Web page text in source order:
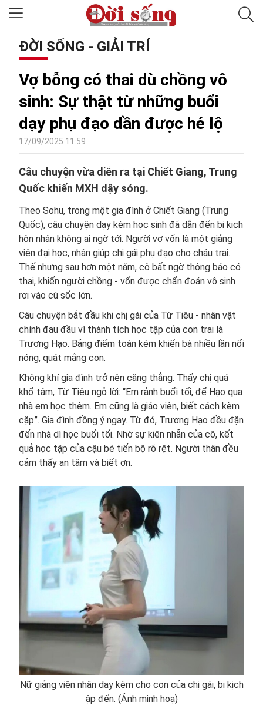
ĐỜI SỐNG - GIẢI TRÍ
Vợ bỗng có thai dù chồng vô
sinh: Sự thật từ những buổi
dạy phụ đạo dần được hé lộ
17/09/2025 11:59
Câu chuyện vừa diễn ra tại Chiết Giang, Trung
Quốc khiến MXH dậy sóng.
Theo Sohu, trong một gia đình ở Chiết Giang (Trung
Quốc), câu chuyện dạy kèm học sinh đã dẫn đến bi kịch
hôn nhân không ai ngờ tới. Người vợ vốn là một giảng
viên đại học, nhận giúp chị gái phụ đạo cho cháu trai.
Thế nhưng sau hơn một năm, cô bất ngờ thông báo có
thai, khiến người chồng - vốn được chẩn đoán vô sinh
rơi vào cú sốc lớn.
Câu chuyện bắt đầu khi chị gái của Từ Tiêu - nhân vật
chính đau đầu vì thành tích học tập của con trai là
Trương Hạo. Bảng điểm toàn kém khiến bà nhiều lần nổi
nóng, quát mắng con.
Không khí gia đình trở nên căng thẳng. Thấy chị quá
khổ tâm, Từ Tiêu ngỏ lời: “Em rảnh buổi tối, để Hạo qua
nhà em học thêm. Em cũng là giáo viên, biết cách kèm
cặp”. Gia đình đồng ý ngay. Từ đó, Trương Hạo đều đặn
đến nhà dì học buổi tối. Nhờ sự kiên nhẫn của cô, kết
quả học tập của cậu bé tiến bộ rõ rệt. Người thân đều
cảm thấy an tâm và biết ơn.
Nữ giảng viên nhận dạy kèm cho con của chị gái, bi kịch
ập đến. (Ảnh minh hoạ)